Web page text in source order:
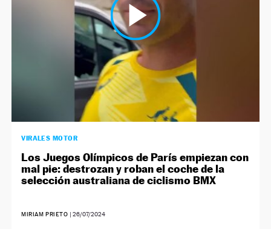
VIRALES MOTOR
Los Juegos Olímpicos de París empiezan con
mal pie: destrozan y roban el coche de la
selección australiana de ciclismo BMX
MIRIAM PRIETO | 26/07/2024